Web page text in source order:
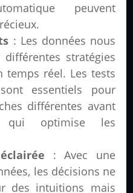
peuvent
: Les données nous
stratégies
temps réel. Les tests
essentiels pour
différentes avant
optimise les
: Avec une
les décisions ne
des intuitions mais